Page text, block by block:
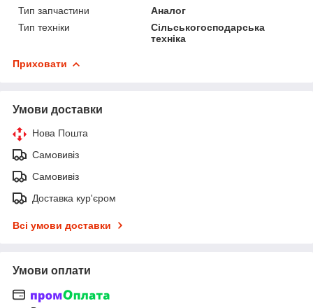
Тип запчастини
Аналог
Тип техніки
Сільськогосподарська
техніка
Приховати
Умови доставки
Нова Пошта
Самовивіз
Самовивіз
Доставка кур'єром
Всі умови доставки
Умови оплати